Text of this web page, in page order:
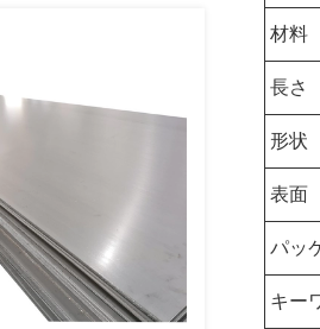
材料
長さ
形状
表面
パッ
キー